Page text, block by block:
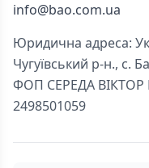
info@bao.com.ua
Юридична адреса:
Чугуївський р-н., с.
ФОП СЕРЕДА
2498501059